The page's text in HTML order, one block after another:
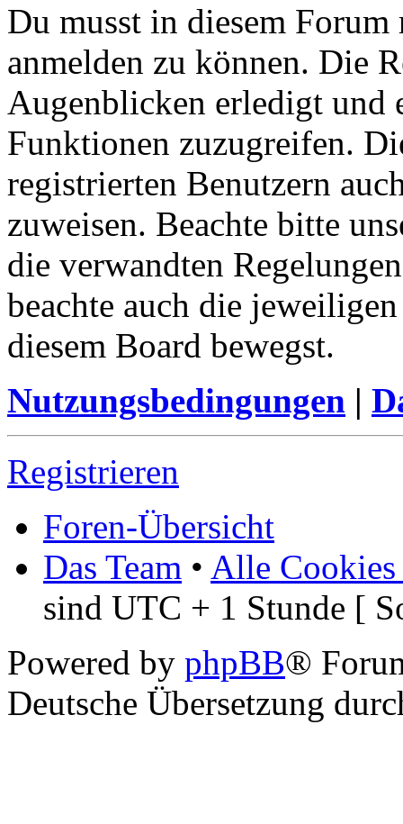
Du musst in diesem
anmelden zu können. Die
Augenblicken erledigt und
Funktionen zuzugreifen.
registrierten Benutzern
zuweisen. Beachte bitte
die verwandten
beachte auch die
diesem Board bewegst.
Nutzungsbedingungen |
Registrieren
Foren-Übersicht
Das Team • Alle Cookies
sind UTC + 1 Stunde [
Powered by phpBB®
Deutsche Übersetzung